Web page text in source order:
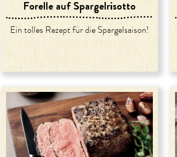
Forelle auf Spargelrisotto
Ein tolles Rezept für die Spargelsaison!